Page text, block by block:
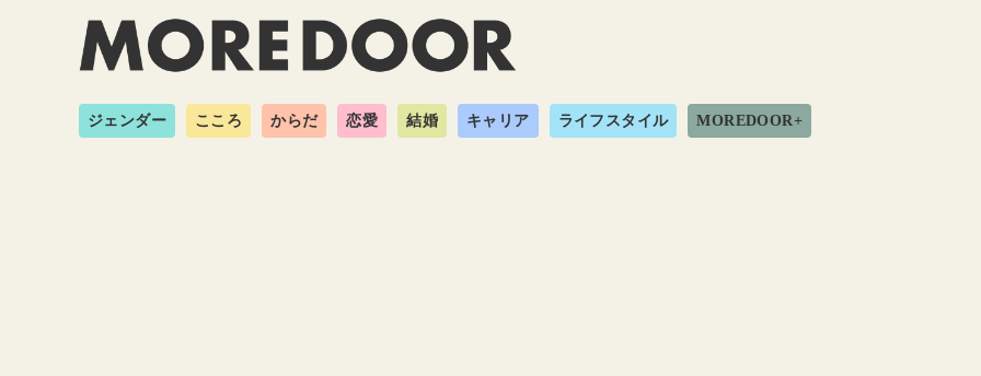
ジェンダー こころ からだ 恋愛 結婚 キャリア ライフスタイル MOREDOOR+